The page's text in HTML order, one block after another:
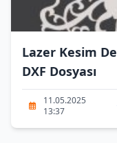
Lazer Kesim
DXF Dosyası
11.05.2025
13:37